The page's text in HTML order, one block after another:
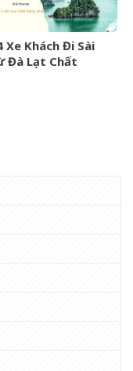
Xe Khách Đi Sài
Đà Lạt Chất